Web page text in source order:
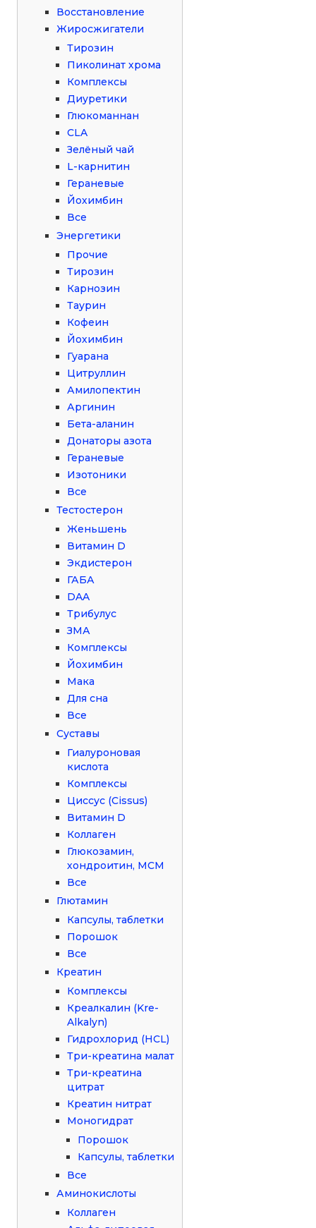
Восстановление
Жиросжигатели
Тирозин
Пиколинат хрома
Комплексы
Диуретики
Глюкоманнан
CLA
Зелёный чай
L-карнитин
Гераневые
Йохимбин
Все
Энергетики
Прочие
Тирозин
Карнозин
Таурин
Кофеин
Йохимбин
Гуарана
Цитруллин
Амилопектин
Аргинин
Бета-аланин
Донаторы азота
Гераневые
Изотоники
Все
Тестостерон
Женьшень
Витамин D
Экдистерон
ГАБА
DAA
Трибулус
ЗМА
Комплексы
Йохимбин
Мака
Для сна
Все
Суставы
Гиалуроновая
кислота
Комплексы
Циссус (Cissus)
Витамин D
Коллаген
Глюкозамин,
хондроитин, МСМ
Все
Глютамин
Капсулы, таблетки
Порошок
Все
Креатин
Комплексы
Креалкалин (Kre-
Alkalyn)
Гидрохлорид (HCL)
Три-креатина малат
Три-креатина
цитрат
Креатин нитрат
Моногидрат
Порошок
Капсулы, таблетки
Все
Аминокислоты
Коллаген